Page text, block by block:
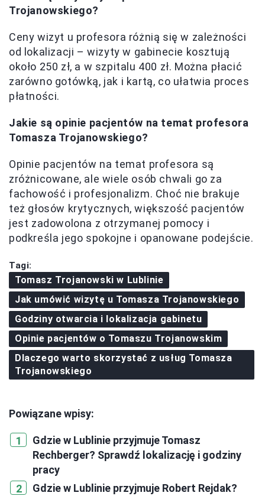
Trojanowskiego?
Ceny wizyt u profesora różnią się w zależności
od lokalizacji – wizyty w gabinecie kosztują
około 250 zł, a w szpitalu 400 zł. Można płacić
zarówno gotówką, jak i kartą, co ułatwia proces
płatności.
Jakie są opinie pacjentów na temat profesora
Tomasza Trojanowskiego?
Opinie pacjentów na temat profesora są
zróżnicowane, ale wiele osób chwali go za
fachowość i profesjonalizm. Choć nie brakuje
też głosów krytycznych, większość pacjentów
jest zadowolona z otrzymanej pomocy i
podkreśla jego spokojne i opanowane podejście.
Tagi:
Tomasz Trojanowski w Lublinie
Jak umówić wizytę u Tomasza Trojanowskiego
Godziny otwarcia i lokalizacja gabinetu
Opinie pacjentów o Tomaszu Trojanowskim
Dlaczego warto skorzystać z usług Tomasza
Trojanowskiego
Powiązane wpisy:
Gdzie w Lublinie przyjmuje Tomasz
Rechberger? Sprawdź lokalizację i godziny
pracy
Gdzie w Lublinie przyjmuje Robert Rejdak?